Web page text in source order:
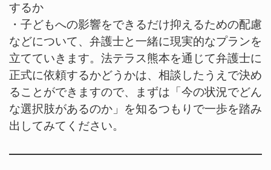
するか
・子どもへの影響をできるだけ抑えるための配慮
などについて、弁護士と一緒に現実的なプランを
立てていきます。法テラス熊本を通じて弁護士に
正式に依頼するかどうかは、相談したうえで決め
ることができますので、まずは「今の状況でどん
な選択肢があるのか」を知るつもりで一歩を踏み
出してみてください。